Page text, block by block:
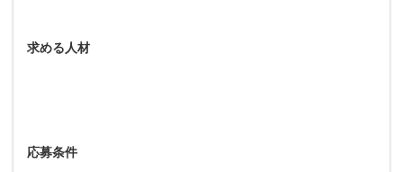
求める人材
応募条件